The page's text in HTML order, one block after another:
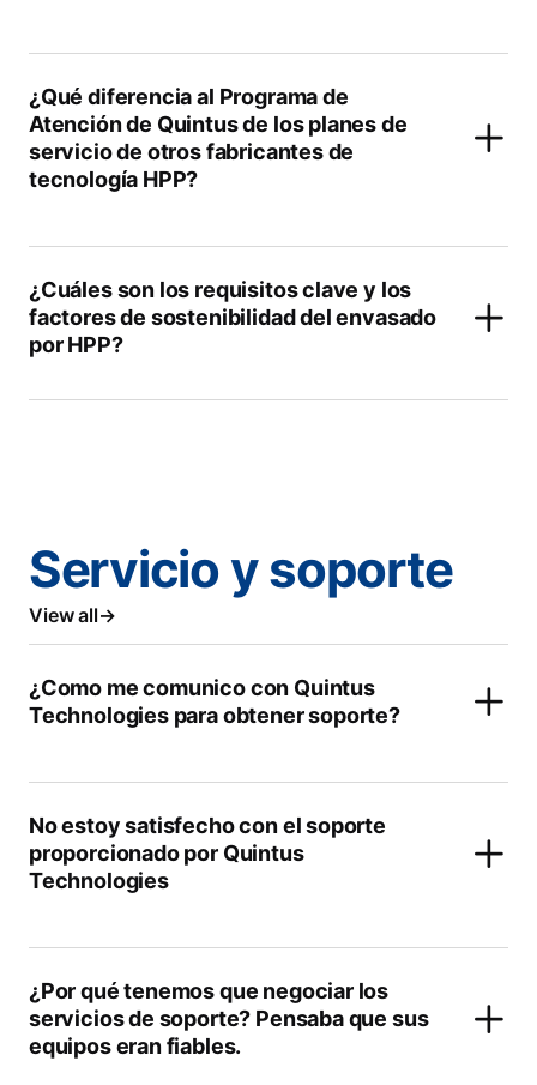
¿Qué diferencia al Programa de
Atención de Quintus de los planes de
servicio de otros fabricantes de
tecnología HPP?
¿Cuáles son los requisitos clave y los
factores de sostenibilidad del envasado
por HPP?
Servicio y soporte
View all
¿Como me comunico con Quintus
Technologies para obtener soporte?
No estoy satisfecho con el soporte
proporcionado por Quintus
Technologies
¿Por qué tenemos que negociar los
servicios de soporte? Pensaba que sus
equipos eran fiables.